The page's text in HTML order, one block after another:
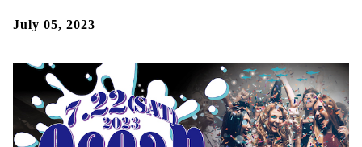
July 05, 2023